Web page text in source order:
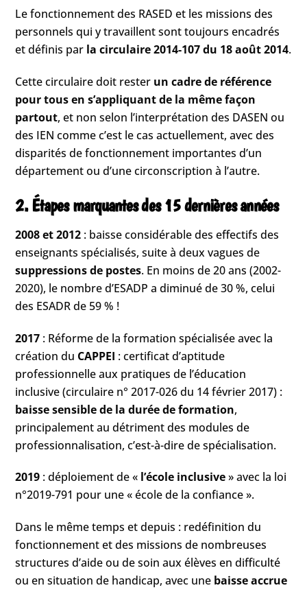
Le fonctionnement des RASED et les missions des
personnels qui y travaillent sont toujours encadrés
et définis par la circulaire 2014-107 du 18 août 2014.
Cette circulaire doit rester un cadre de référence
pour tous en s’appliquant de la même façon
partout, et non selon l’interprétation des DASEN ou
des IEN comme c’est le cas actuellement, avec des
disparités de fonctionnement importantes d’un
département ou d’une circonscription à l’autre.
2. Étapes marquantes des 15 dernières années
2008 et 2012 : baisse considérable des effectifs des
enseignants spécialisés, suite à deux vagues de
suppressions de postes. En moins de 20 ans (2002-
2020), le nombre d’ESADP a diminué de 30 %, celui
des ESADR de 59 % !
2017 : Réforme de la formation spécialisée avec la
création du CAPPEI : certificat d’aptitude
professionnelle aux pratiques de l’éducation
inclusive (circulaire n° 2017-026 du 14 février 2017) :
baisse sensible de la durée de formation,
principalement au détriment des modules de
professionnalisation, c’est-à-dire de spécialisation.
2019 : déploiement de « l’école inclusive» avec la loi
n°2019-791 pour une « école de la confiance ».
Dans le même temps et depuis : redéfinition du
fonctionnement et des missions de nombreuses
structures d’aide ou de soin aux élèves en difficulté
ou en situation de handicap, avec une baisse accrue